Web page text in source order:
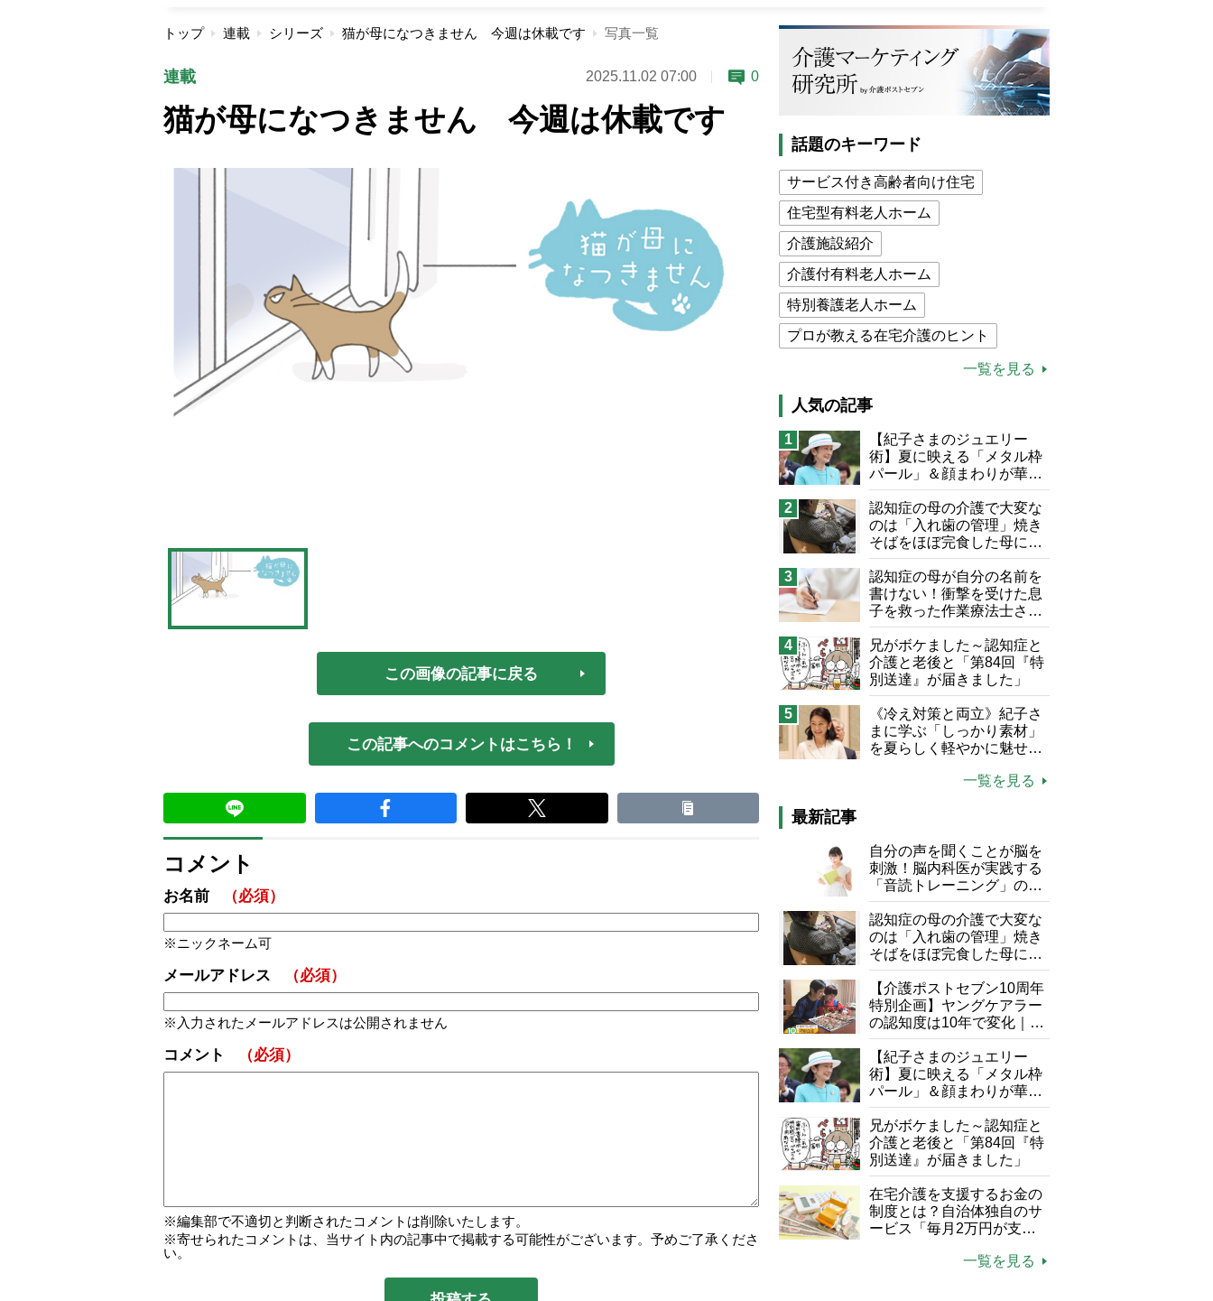
トップ 連載 シリーズ 猫が母になつきません 今週は休載です 写真一覧
連載 2025.11.02 07:00 0
猫が母になつきません 今週は休載です
この画像の記事に戻る
この記事へのコメントはこちら！
コメント
お名前 （必須）
ニックネーム可
メールアドレス （必須）
入力されたメールアドレスは公開されません
コメント （必須）
編集部で不適切と判断されたコメントは削除いたします。
寄せられたコメントは、当サイト内の記事中で掲載する可能性がございます。予めご了承くださ
い。
話題のキーワード
サービス付き高齢者向け住宅
住宅型有料老人ホーム
介護施設紹介
介護付有料老人ホーム
特別養護老人ホーム
プロが教える在宅介護のヒント
介護食
高木ブー
ケアマネジャー
猫が母になつきません
息子の遠距離介護サバイバル術
兄がボケました
便利なサービス
予防法
一覧を見る
人気の記事
1
【紀子さまのジュエリー
術】夏に映える「メタル枠
パール」＆顔まわりが華や
ぐ「揺れる一粒」の使い分
け方
2
認知症の母の介護で大変な
のは「入れ歯の管理」焼き
そばをほぼ完食した母に息
子が血の気が引いた理由
3
認知症の母が自分の名前を
書けない！衝撃を受けた息
子を救った作業療法士さん
の言葉
4
兄がボケました～認知症と
介護と老後と「第84回『特
別送達』が届きました」
5
《冷え対策と両立》紀子さ
まに学ぶ「しっかり素材」
を夏らしく軽やかに魅せる
一覧を見る
最新記事
自分の声を聞くことが脳を
刺激！脳内科医が実践する
「音読トレーニング」の極
意
認知症の母の介護で大変な
のは「入れ歯の管理」焼き
そばをほぼ完食した母に息
子が血の気が引いた理由
【介護ポストセブン10周年
特別企画】ヤングケアラー
の認知度は10年で変化｜流
行語大賞にノミネート、法
律にも明記されたが果たし
て現在は？
【紀子さまのジュエリー
術】夏に映える「メタル枠
パール」＆顔まわりが華や
ぐ「揺れる一粒」の使い分
け方
兄がボケました～認知症と
介護と老後と「第84回『特
別送達』が届きました」
在宅介護を支援するお金の
制度とは？自治体独自のサ
ービス「毎月2万円が支給
一覧を見る